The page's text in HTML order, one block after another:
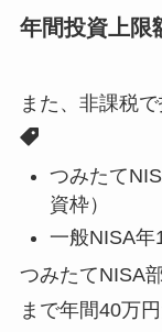
年間投資上限
また、非課税
つみたて
資枠）
一般NISA年
つみたてNISA
まで年間40万